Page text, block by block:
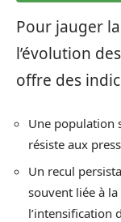
Pour jauger
l’évolution
offre des
Une population
résiste aux
Un recul
souvent liée à
l’intensification